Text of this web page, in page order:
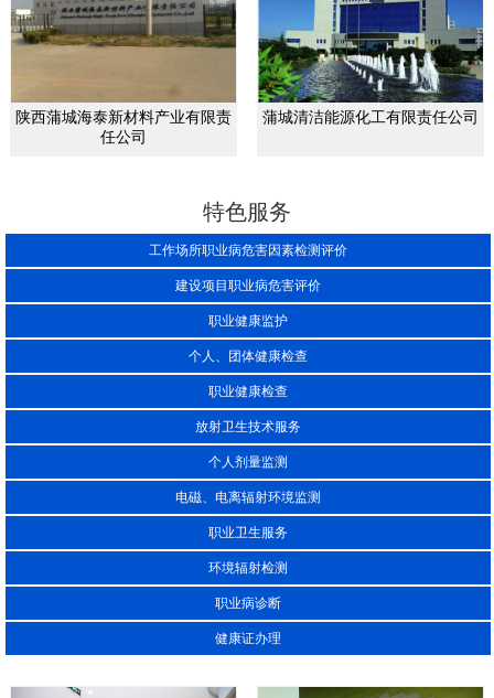
陕西蒲城海泰新材料产业有限责
任公司
蒲城清洁能源化工有限责任公司
特色服务
工作场所职业病危害因素检测评价
建设项目职业病危害评价
职业健康监护
个人、团体健康检查
职业健康检查
放射卫生技术服务
个人剂量监测
电磁、电离辐射环境监测
职业卫生服务
环境辐射检测
职业病诊断
健康证办理